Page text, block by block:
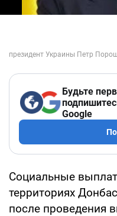
Будьте
Google
Социальные
территориях
после проведения